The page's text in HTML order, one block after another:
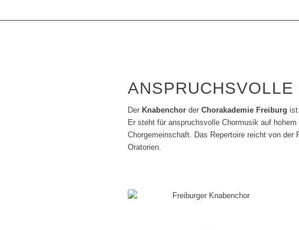
Der Knabenchor der Chorakademie Freiburg ist
Er steht für anspruchsvolle Chormusik auf
Chorgemeinschaft. Das Repertoire reicht von
Oratorien.